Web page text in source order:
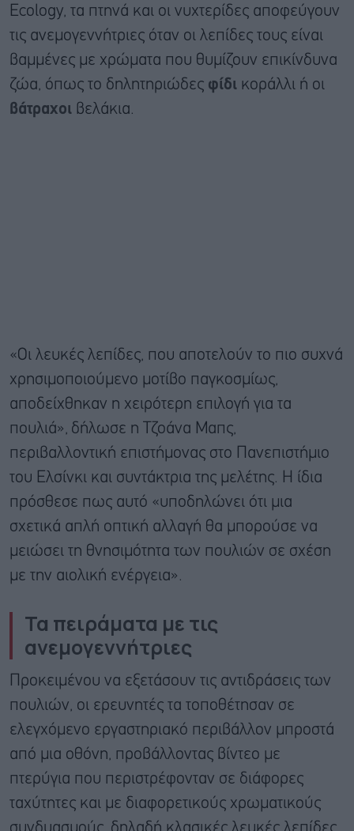
Ecology, τα πτηνά και οι νυχτερίδες αποφεύγουν
τις ανεμογεννήτριες όταν οι λεπίδες τους είναι
βαμμένες με χρώματα που θυμίζουν επικίνδυνα
ζώα, όπως το δηλητηριώδες φίδι κοράλλι ή οι
βάτραχοι βελάκια.
«Οι λευκές λεπίδες, που αποτελούν το πιο συχνά
χρησιμοποιούμενο μοτίβο παγκοσμίως,
αποδείχθηκαν η χειρότερη επιλογή για τα
πουλιά», δήλωσε η Τζοάνα Μαπς,
περιβαλλοντική επιστήμονας στο Πανεπιστήμιο
του Ελσίνκι και συντάκτρια της μελέτης. Η ίδια
πρόσθεσε πως αυτό «υποδηλώνει ότι μια
σχετικά απλή οπτική αλλαγή θα μπορούσε να
μειώσει τη θνησιμότητα των πουλιών σε σχέση
με την αιολική ενέργεια».
Τα πειράματα με τις
ανεμογεννήτριες
Προκειμένου να εξετάσουν τις αντιδράσεις των
πουλιών, οι ερευνητές τα τοποθέτησαν σε
ελεγχόμενο εργαστηριακό περιβάλλον μπροστά
από μια οθόνη, προβάλλοντας βίντεο με
πτερύγια που περιστρέφονταν σε διάφορες
ταχύτητες και με διαφορετικούς χρωματικούς
συνδυασμούς, δηλαδή κλασικές λευκές λεπίδες,